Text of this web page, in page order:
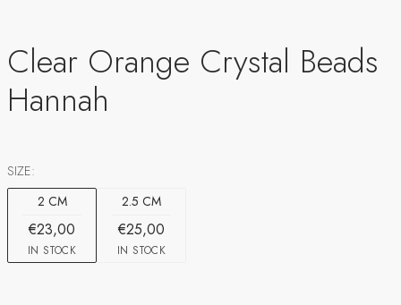
Clear Orange Crystal Beads
Hannah
SIZE:
2 CM
€23,00
IN STOCK
2.5 CM
€25,00
IN STOCK